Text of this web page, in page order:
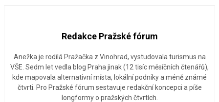
Redakce Pražské fórum
Anežka je rodilá Pražačka z Vinohrad, vystudovala turismus na
VŠE. Sedm let vedla blog Praha jinak (12 tisíc měsíčních čtenářů),
kde mapovala alternativní místa, lokální podniky a méně známé
čtvrti. Pro Pražské fórum sestavuje redakční koncepci a píše
longformy o pražských čtvrtích.